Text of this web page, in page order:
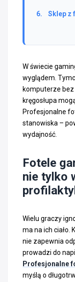
Sklep z
W świecie
wyglądem.
komputerze
kręgosłupa
Profesjonalne
stanowiska –
wydajność.
Fotele
nie tylko
Wielu graczy
ma na ich ciało.
nie zapewnia
prowadzi do
Profesjonalne
myślą o